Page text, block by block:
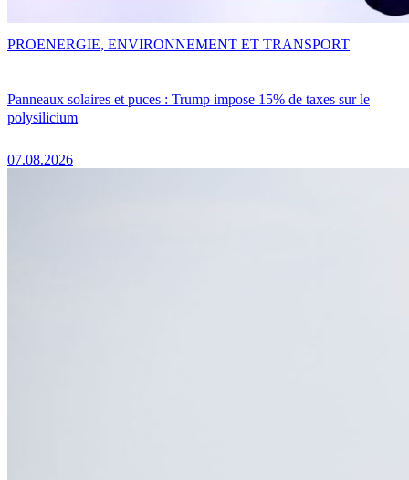
Panneaux solaires et puces : Trump impose 15% de taxes sur le
polysilicium
07.08.2026
PROENERGIE, ENVIRONNEMENT ET TRANSPORT